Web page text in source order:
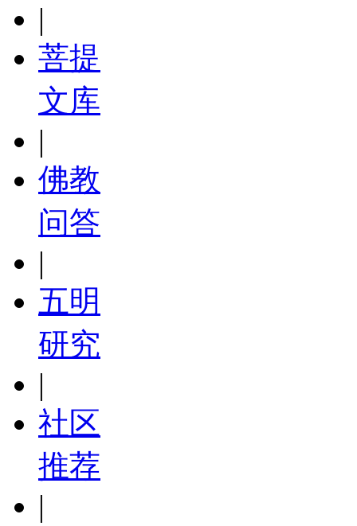
|
菩提
文库
|
佛教
问答
|
五明
研究
|
社区
推荐
|